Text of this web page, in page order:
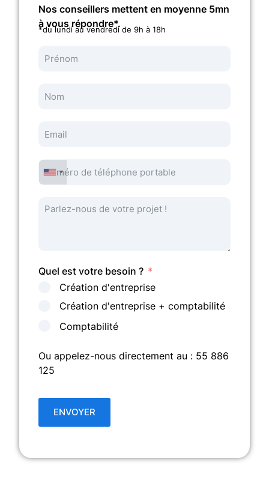
Nos conseillers mettent en moyenne 5mn
à vous répondre*.
*du lundi au vendredi de 9h à 18h
Quel est votre besoin ?
Création d'entreprise
Création d'entreprise + comptabilité
Comptabilité
Ou appelez-nous directement au : 55 886
125
ENVOYER